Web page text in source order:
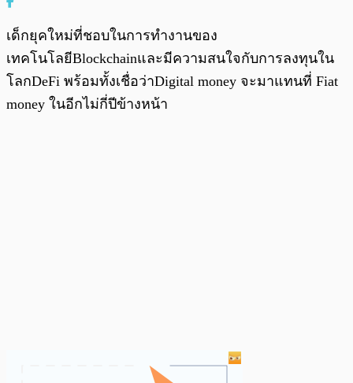
เด็กยุคใหม่ที่ชอบในการทำงานของ
เทคโนโลยีBlockchainและมีความสนใจกับการลงทุนใน
โลกDeFi พร้อมทั้งเชื่อว่าDigital money จะมาแทนที่ Fiat
money ในอีกไม่กี่ปีข้างหน้า